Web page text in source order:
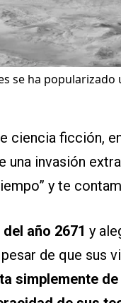
se ha
ciencia ficción,
una invasión
y te
año 2671 y
de que sus
simplemente